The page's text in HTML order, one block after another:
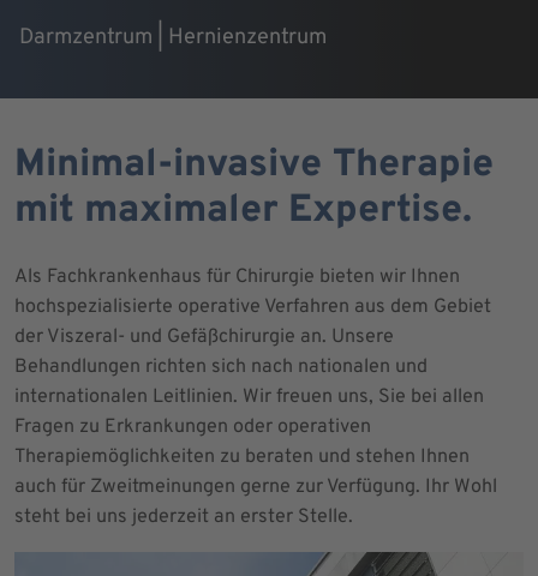
Darmzentrum | Hernienzentrum
Minimal-invasive Therapie
mit maximaler Expertise.
Als Fachkrankenhaus für Chirurgie bieten wir Ihnen
hochspezialisierte operative Verfahren aus dem Gebiet
der Viszeral- und Gefäßchirurgie an. Unsere
Behandlungen richten sich nach nationalen und
internationalen Leitlinien. Wir freuen uns, Sie bei allen
Fragen zu Erkrankungen oder operativen
Therapiemöglichkeiten zu beraten und stehen Ihnen
auch für Zweitmeinungen gerne zur Verfügung. Ihr Wohl
steht bei uns jederzeit an erster Stelle.